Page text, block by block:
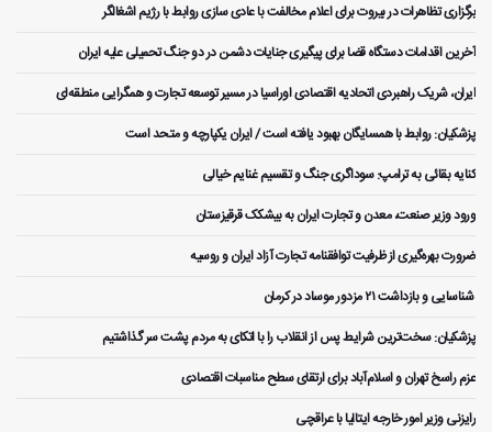
برگزاری تظاهرات در بیروت برای اعلام مخالفت با عادی سازی روابط با رژیم اشغالگر
آخرین اقدامات دستگاه قضا برای پیگیری جنایات دشمن در دو جنگ تحمیلی علیه ایران
ایران، شریک راهبردی اتحادیه اقتصادی اوراسیا در مسیر توسعه تجارت و همگرایی منطقه‌ای
پزشکیان: روابط با همسایگان بهبود یافته است / ایران یکپارچه و متحد است
کنایه بقائی به ترامپ: سوداگری جنگ و تقسیم غنایم خیالی
ورود وزیر صنعت، معدن و تجارت ایران به بیشکک قرقیزستان
ضرورت بهره‌گیری از ظرفیت توافقنامه تجارت آزاد ایران و روسیه
️ شناسایی و بازداشت ۲۱ مزدور موساد در کرمان
پزشکیان: سخت‌ترین شرایط پس از انقلاب را با اتکای به مردم پشت سر گذاشتیم
عزم راسخ تهران و اسلام‌آباد برای ارتقای سطح مناسبات اقتصادی
رایزنی وزیر امور خارجه ایتالیا با عراقچی